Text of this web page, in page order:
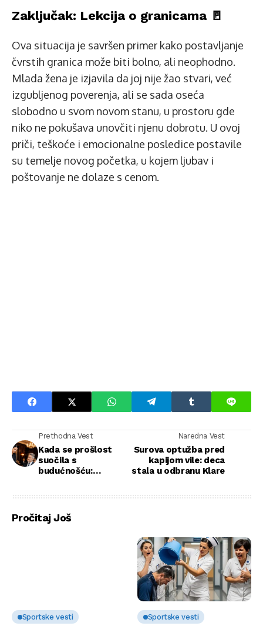
Zaključak: Lekcija o granicama 🚪
Ova situacija je savršen primer kako postavljanje
čvrstih granica može biti bolno, ali neophodno.
Mlada žena je izjavila da joj nije žao stvari, već
izgubljenog poverenja, ali se sada oseća
slobodno u svom novom stanu, u prostoru gde
niko ne pokušava unovčiti njenu dobrotu. U ovoj
priči, teškoće i emocionalne posledice postavile
su temelje novog početka, u kojem ljubav i
poštovanje ne dolaze s cenom.
Prethodna Vest
Kada se prošlost
suočila s
budućnošću:
Naredna Vest
Surova optužba pred
kapijom vile: deca
stala u odbranu Klare
Pročitaj Još
Sportske vesti Sportske vesti